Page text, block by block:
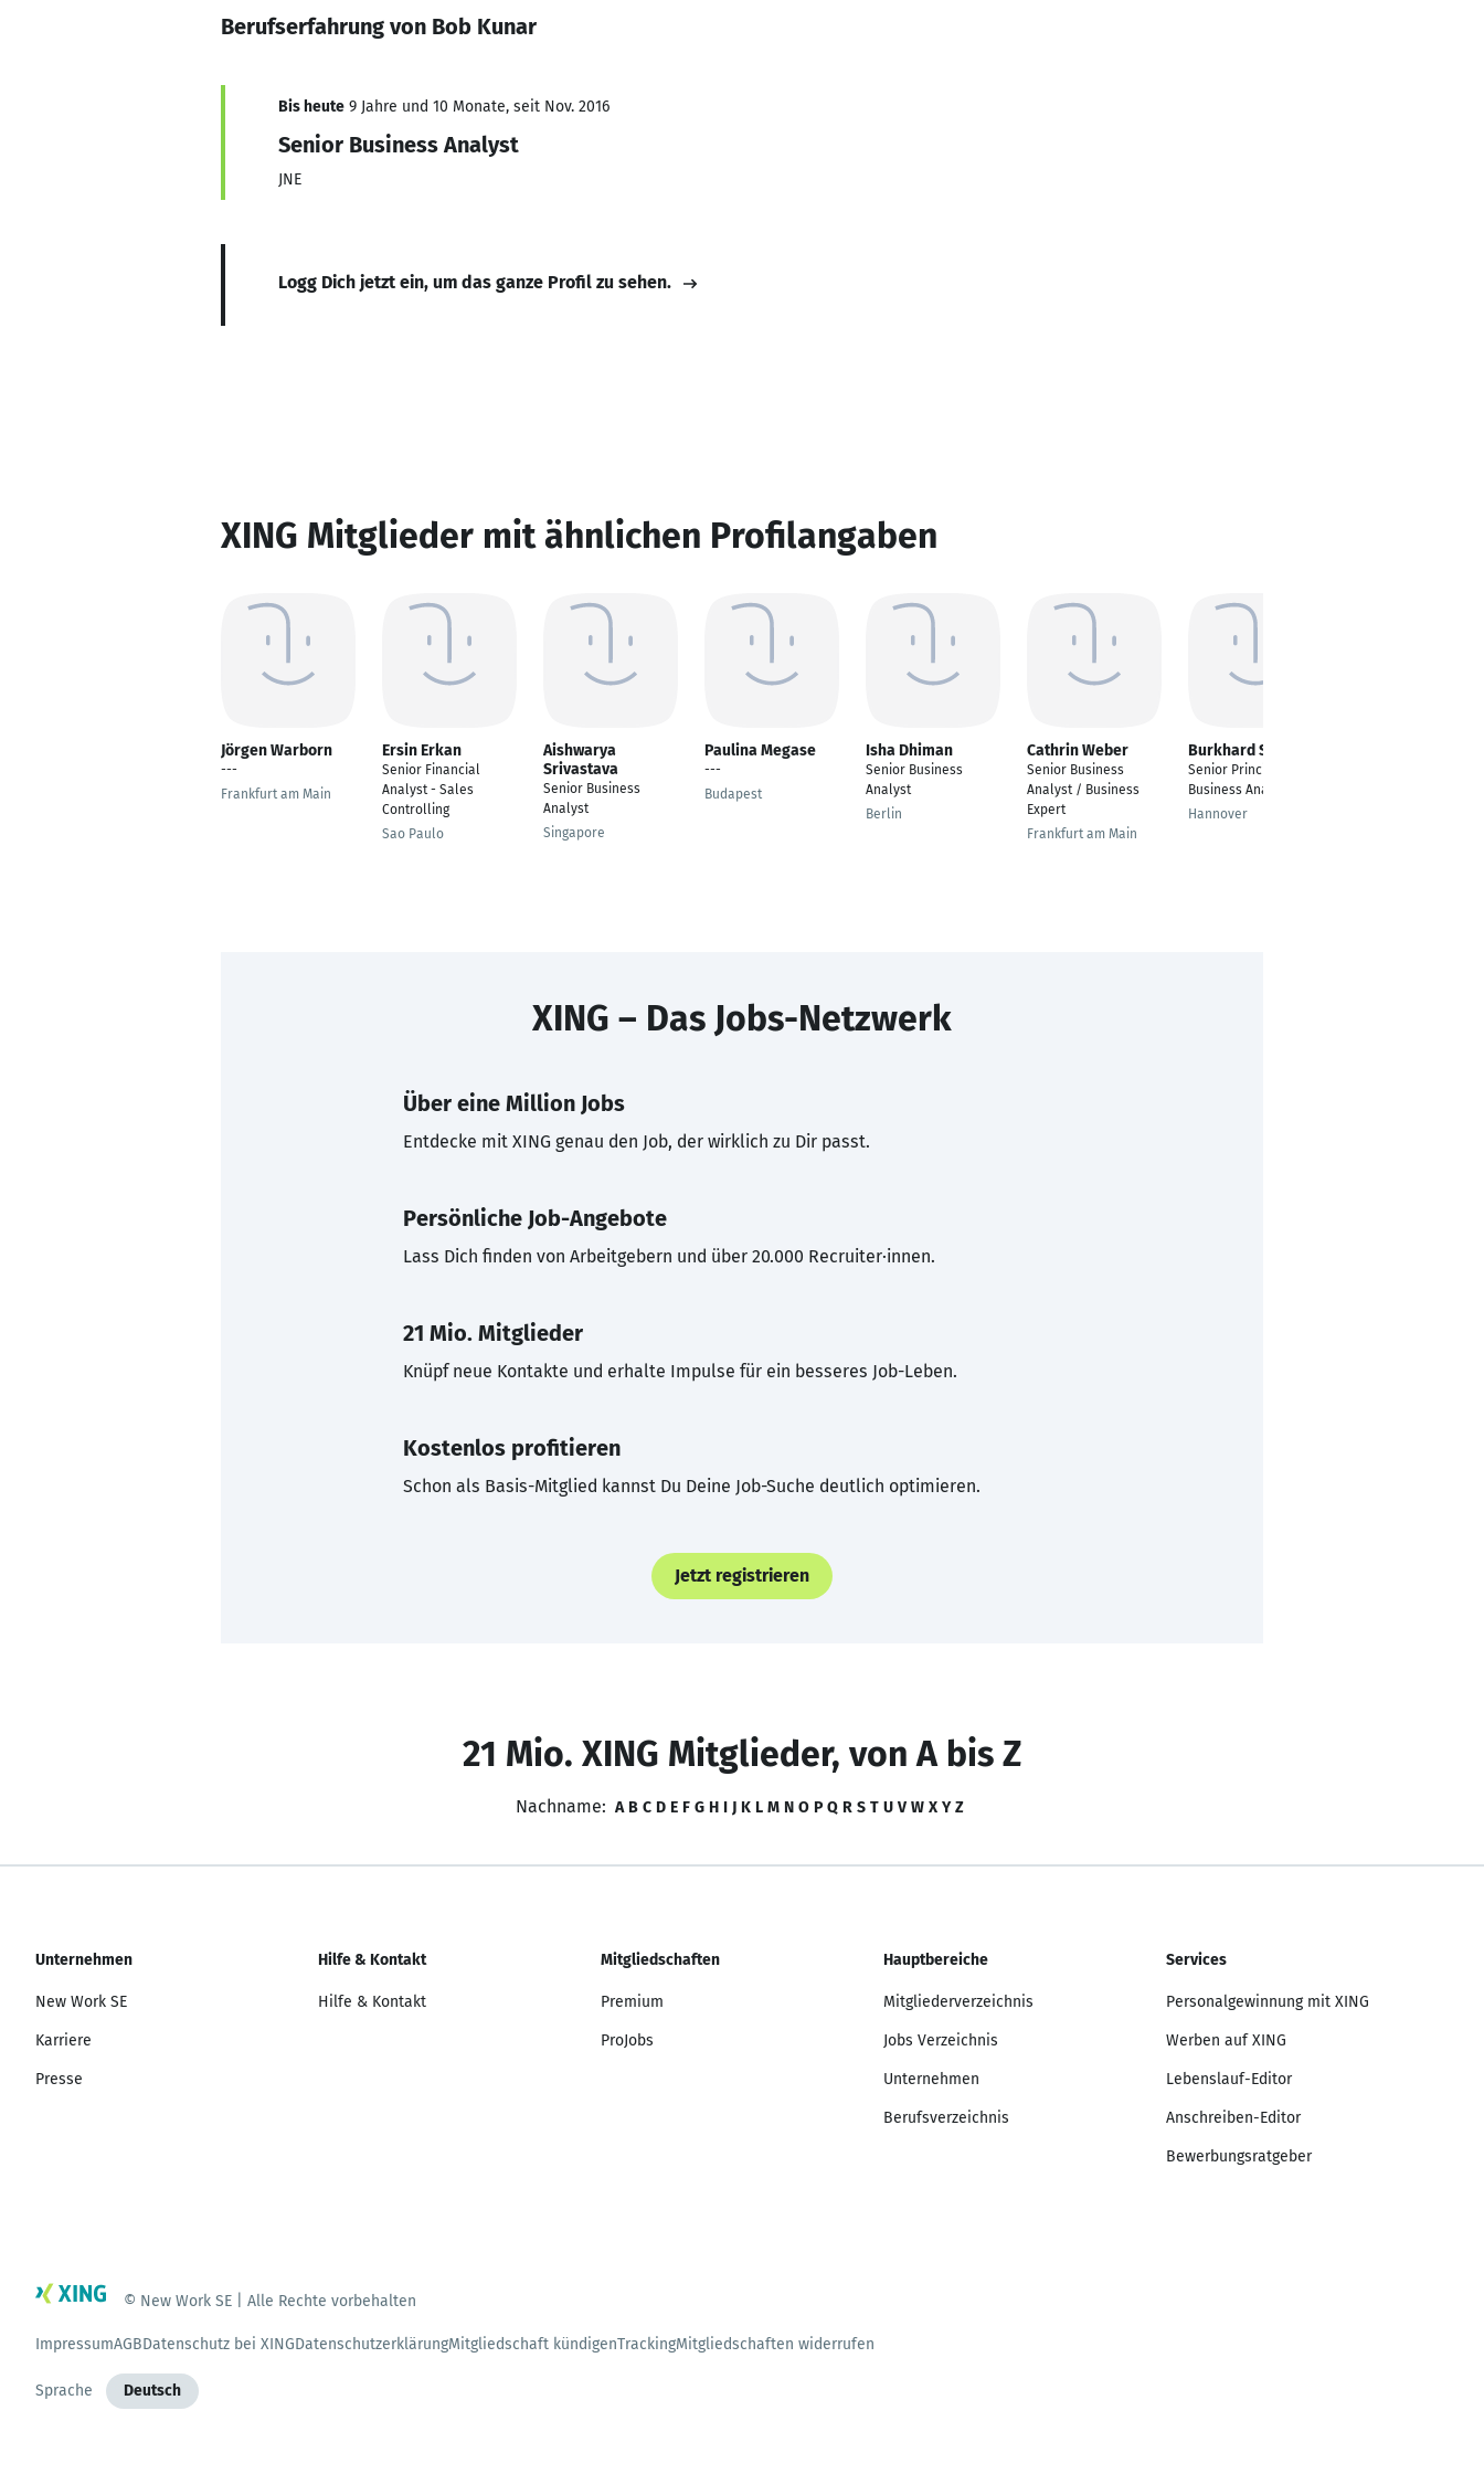
Berufserfahrung von Bob Kunar
Bis heute 9 Jahre und 10 Monate, seit Nov. 2016
Senior Business Analyst
JNE
Logg Dich jetzt ein, um das ganze Profil zu sehen.
XING Mitglieder mit ähnlichen Profilangaben
Jörgen Warborn
---
Frankfurt am Main
Ersin Erkan
Senior Financial
Analyst - Sales
Controlling
Sao Paulo
Aishwarya
Srivastava
Senior Business
Analyst
Singapore
Paulina Megase
---
Budapest
Isha Dhiman
Senior Business
Analyst
Berlin
Cathrin Weber
Senior Business
Analyst / Business
Expert
Frankfurt am Main
Burkhard Stöber
Senior Principal
Business Analyst
Hannover
XING – Das Jobs-Netzwerk
Über eine Million Jobs
Entdecke mit XING genau den Job, der wirklich zu Dir passt.
Persönliche Job-Angebote
Lass Dich finden von Arbeitgebern und über 20.000 Recruiter·innen.
21 Mio. Mitglieder
Knüpf neue Kontakte und erhalte Impulse für ein besseres Job-Leben.
Kostenlos profitieren
Schon als Basis-Mitglied kannst Du Deine Job-Suche deutlich optimieren.
Jetzt registrieren
21 Mio. XING Mitglieder, von A bis Z
Nachname: A B C D E F G H I J K L M N O P Q R S T U V W X Y Z
Unternehmen
New Work SE
Karriere
Presse
Hilfe & Kontakt
Hilfe & Kontakt
Mitgliedschaften
Premium
ProJobs
Hauptbereiche
Mitgliederverzeichnis
Jobs Verzeichnis
Unternehmen
Berufsverzeichnis
Services
Personalgewinnung mit XING
Werben auf XING
Lebenslauf-Editor
Anschreiben-Editor
Bewerbungsratgeber
© New Work SE | Alle Rechte vorbehalten
ImpressumAGBDatenschutz bei XINGDatenschutzerklärungMitgliedschaft kündigenTrackingMitgliedschaften widerrufen
Sprache Deutsch